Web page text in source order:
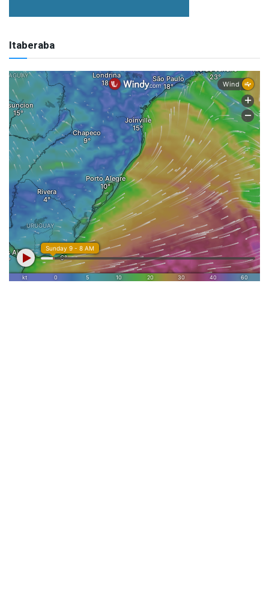
Itaberaba